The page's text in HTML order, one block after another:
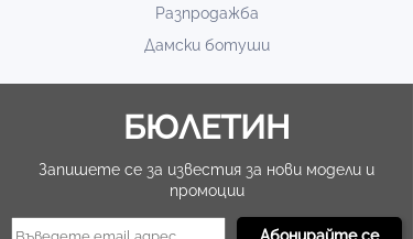
Разпродажба
Дамски ботуши
БЮЛЕТИН
Запишете се за известия за нови модели и
промоции